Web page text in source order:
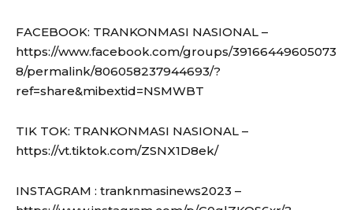
FACEBOOK: TRANKONMASI NASIONAL –
https://www.facebook.com/groups/39166449605073
8/permalink/806058237944693/?
ref=share&mibextid=NSMWBT
TIK TOK: TRANKONMASI NASIONAL –
https://vt.tiktok.com/ZSNX1D8ek/
INSTAGRAM : tranknmasinews2023 –